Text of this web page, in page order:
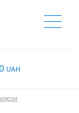
0 UAH